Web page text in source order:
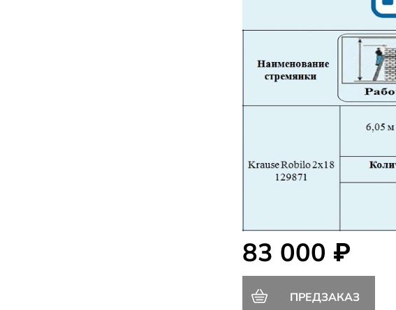
83 000 ₽
ПРЕДЗАКАЗ